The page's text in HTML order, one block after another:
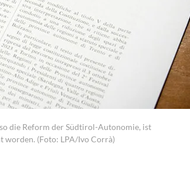
die Reform der Südtirol-Autonomie, ist
worden. (Foto: LPA/Ivo Corrà)